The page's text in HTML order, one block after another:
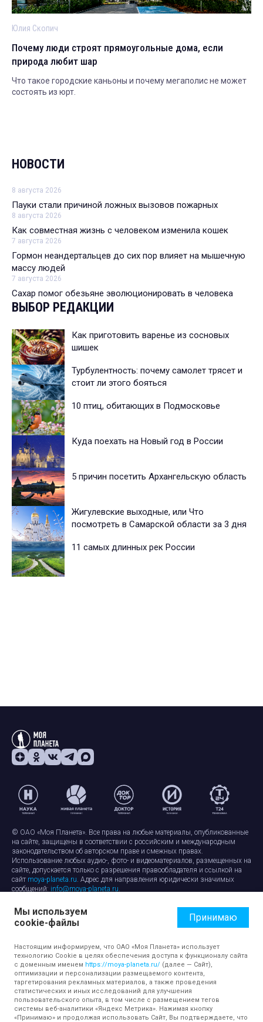
Юлия Скопич
Почему люди строят прямоугольные дома, если
природа любит шар
Что такое городские каньоны и почему мегаполис не может
состоять из юрт.
НОВОСТИ
8 августа 2026
Пауки стали причиной ложных вызовов пожарных
8 августа 2026
Как совместная жизнь с человеком изменила кошек
7 августа 2026
Гормон неандертальцев до сих пор влияет на мышечную
массу людей
7 августа 2026
Сахар помог обезьяне эволюционировать в человека
ВЫБОР РЕДАКЦИИ
Как приготовить варенье из сосновых
шишек
Турбулентность: почему самолет трясет и
стоит ли этого бояться
10 птиц, обитающих в Подмосковье
Куда поехать на Новый год в России
5 причин посетить Архангельскую область
Жигулевские выходные, или Что
посмотреть в Самарской области за 3 дня
11 самых длинных рек России
© ОАО «Моя Планета». Все права на любые материалы, опубликованные
на сайте, защищены в соответствии с российским и международным
законодательством об авторском праве и смежных правах.
Использование любых аудио-, фото- и видеоматериалов, размещенных на
сайте, допускается только с разрешения правообладателя и ссылкой на
сайт moya-planeta.ru. Адрес для направления юридически значимых
сообщений: info@moya-planeta.ru.
Правила сайтаРабота с cookie-файлами
Защита персональных данных
Обработка персональных данных
Мы используем
cookie-файлы
Принимаю
Настоящим информируем, что ОАО «Моя Планета» использует
технологию Cookie в целях обеспечения доступа к функционалу сайта
с доменным именем https://moya-planeta.ru/ (далее — Сайт),
оптимизации и персонализации размещаемого контента,
таргетирования рекламных материалов, а также проведения
статистических и иных исследований для улучшения
пользовательского опыта, в том числе с размещением тегов
системы веб-аналитики «Яндекс Метрика». Нажимая кнопку
«Принимаю» и продолжая использовать Сайт, Вы подтверждаете, что